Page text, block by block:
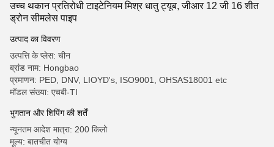
उच्च थकान प्रतिरोधी टाइटेनियम मिश्र धातु ट्यूब, जीआर 12 जी 16 शीत
ड्रोन सीमलेस पाइप
उत्पाद का विवरण
उत्पत्ति के प्लेस: चीन
ब्रांड नाम: Hongbao
प्रमाणन: PED, DNV, LIOYD's, ISO9001, OHSAS18001 etc
मॉडल संख्या: एचबी-TI
भुगतान और शिपिंग की शर्तें
न्यूनतम आदेश मात्रा: 200 किलो
मूल्य: बातचीत योग्य